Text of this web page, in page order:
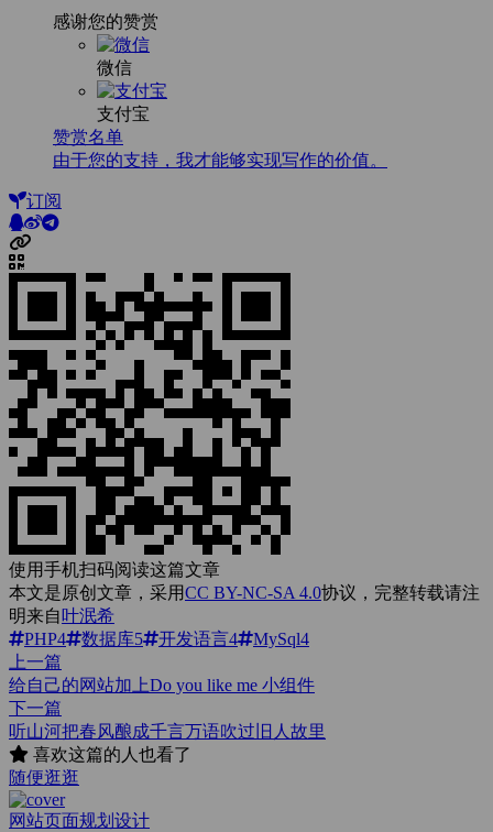
感谢您的赞赏
微信
支付宝
赞赏名单
由于您的支持，我才能够实现写作的价值。
订阅
使用手机扫码阅读这篇文章
本文是原创文章，采用CC BY-NC-SA 4.0协议，完整转载请注
明来自 叶泯希
PHP4 数据库5 开发语言4 MySql4
上一篇
给自己的网站加上Do you like me 小组件
下一篇
听山河把春风酿成千言万语吹过旧人故里
喜欢这篇的人也看了
随便逛逛
网站页面规划设计